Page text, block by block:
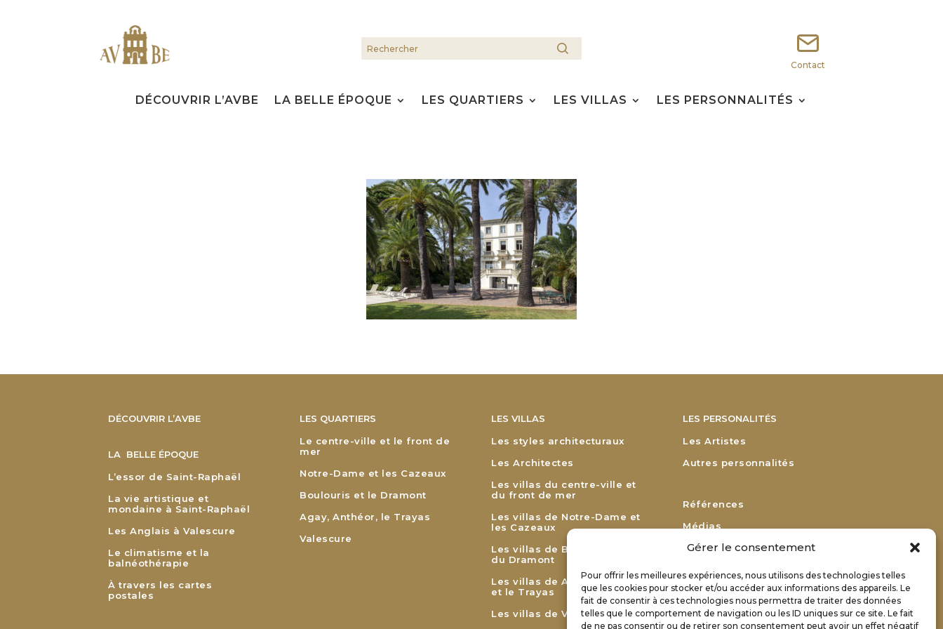
Gérer le consentement
Pour offrir les meilleures expériences, nous utilisons des technologies telles
que les cookies pour stocker et/ou accéder aux informations des appareils. Le
fait de consentir à ces technologies nous permettra de traiter des données
telles que le comportement de navigation ou les ID uniques sur ce site. Le fait
de ne pas consentir ou de retirer son consentement peut avoir un effet négatif
Contact
DÉCOUVRIR L’AVBE LA BELLE ÉPOQUE LES QUARTIERS LES VILLAS LES PERSONNALITÉS
DÉCOUVRIR L’AVBE
LA BELLE ÉPOQUE
L’essor de Saint-Raphaël
La vie artistique et
mondaine à Saint-Raphaël
Les Anglais à Valescure
Le climatisme et la
balnéothérapie
À travers les cartes
postales
LES QUARTIERS
Le centre-ville et le front de
mer
Notre-Dame et les Cazeaux
Boulouris et le Dramont
Agay, Anthéor, le Trayas
Valescure
LES VILLAS
Les styles architecturaux
Les Architectes
Les villas du centre-ville et
du front de mer
Les villas de Notre-Dame et
les Cazeaux
Les villas de Boulouris et
du Dramont
Les villas de Agay, Anthéor
et le Trayas
Les villas de Valescure
LES PERSONALITÉS
Les Artistes
Autres personnalités
Références
Médias
Remerciements
Bulletin d’adhésion
Bulletin de renouvellement
Contact